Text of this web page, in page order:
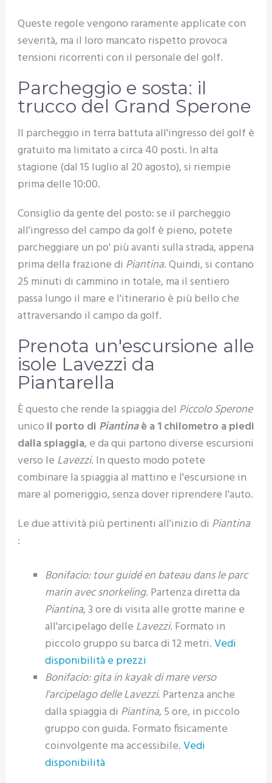
Queste regole vengono raramente applicate con
severità, ma il loro mancato rispetto provoca
tensioni ricorrenti con il personale del golf.
Parcheggio e sosta: il
trucco del Grand Sperone
Il parcheggio in terra battuta all'ingresso del golf è
gratuito ma limitato a circa 40 posti. In alta
stagione (dal 15 luglio al 20 agosto), si riempie
prima delle 10:00.
Consiglio da gente del posto: se il parcheggio
all'ingresso del campo da golf è pieno, potete
parcheggiare un po' più avanti sulla strada, appena
prima della frazione di Piantina. Quindi, si contano
25 minuti di cammino in totale, ma il sentiero
passa lungo il mare e l'itinerario è più bello che
attraversando il campo da golf.
Prenota un'escursione alle
isole Lavezzi da
Piantarella
È questo che rende la spiaggia del Piccolo Sperone
unico il porto di Piantinaè a 1 chilometro a piedi
dalla spiaggia, e da qui partono diverse escursioni
verso le Lavezzi. In questo modo potete
combinare la spiaggia al mattino e l'escursione in
mare al pomeriggio, senza dover riprendere l'auto.
Le due attività più pertinenti all'inizio di Piantina
:
Bonifacio: tour guidé en bateau dans le parc
marin avec snorkeling. Partenza diretta da
Piantina, 3 ore di visita alle grotte marine e
all'arcipelago delle Lavezzi. Formato in
piccolo gruppo su barca di 12 metri.Vedi
disponibilità e prezzi
Bonifacio: gita in kayak di mare verso
l'arcipelago delle Lavezzi. Partenza anche
dalla spiaggia di Piantina, 5 ore, in piccolo
gruppo con guida. Formato fisicamente
coinvolgente ma accessibile.Vedi
disponibilità